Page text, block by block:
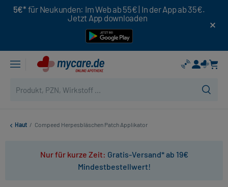
5€* für Neukunden: Im Web ab 55€ | In der App ab 35€.
Jetzt App downloaden
Haut / Compeed Herpesbläschen Patch Applikator
Nur für kurze Zeit: Gratis-Versand* ab 19€
Mindestbestellwert!